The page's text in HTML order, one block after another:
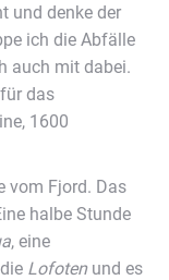
und denke der
ich die Abfälle
auch mit dabei.
das
1600
vom Fjord. Das
halbe Stunde
, eine
Lofotenund es